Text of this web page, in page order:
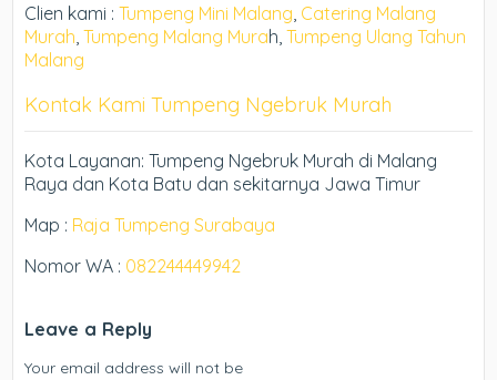
Clien kami :Tumpeng Mini Malang Catering Malang
Murah ,Tumpeng Malang Murah,Tumpeng Ulang Tahun
Malang
Kontak Kami Tumpeng Ngebruk Murah
Kota Layanan: Tumpeng Ngebruk Murah di Malang
Raya dan Kota Batu dan sekitarnya Jawa Timur
Map : Raja Tumpeng Surabaya
Nomor WA : 082244449942
Leave a Reply
Your email address will not be